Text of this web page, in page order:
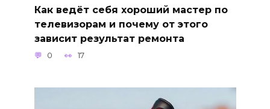
Как ведёт себя хороший мастер по
телевизорам и почему от этого
зависит результат ремонта
0 17